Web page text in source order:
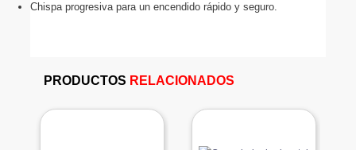
Chispa progresiva para un encendido rápido y seguro.
PRODUCTOS RELACIONADOS